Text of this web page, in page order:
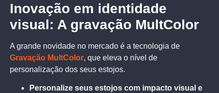
Inovação em identidade
visual: A gravação MultColor
A grande novidade no mercado é a tecnologia de
Gravação MultColor, que eleva o nível de
personalização dos seus estojos.
Personalize seus estojos com impacto visual e